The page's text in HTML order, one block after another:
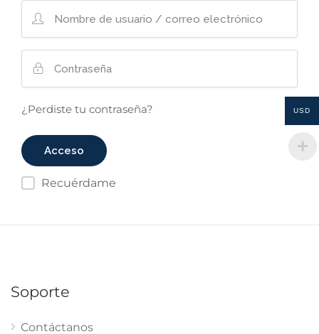
¿Perdiste tu contraseña?
Recuérdame
Soporte
Contáctanos
USD